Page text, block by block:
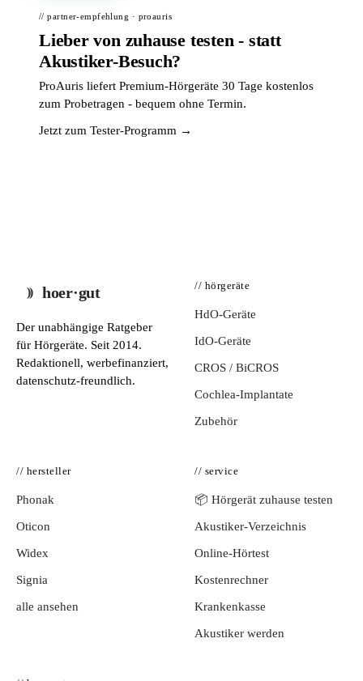
// partner-empfehlung · proauris
Lieber von zuhause testen - statt
Akustiker-Besuch?
ProAuris liefert Premium-Hörgeräte 30 Tage kostenlos
zum Probetragen - bequem ohne Termin.
Jetzt zum Tester-Programm →
hoer·gut
Der unabhängige Ratgeber
für Hörgeräte. Seit 2014.
Redaktionell, werbefinanziert,
datenschutz-freundlich.
// hörgeräte
HdO-Geräte
IdO-Geräte
CROS / BiCROS
Cochlea-Implantate
Zubehör
// hersteller
Phonak
Oticon
Widex
Signia
alle ansehen
// service
📦 Hörgerät zuhause testen
Akustiker-Verzeichnis
Online-Hörtest
Kostenrechner
Krankenkasse
Akustiker werden